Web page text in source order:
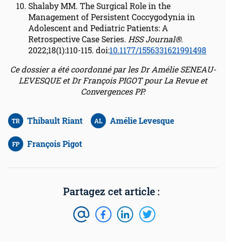
Shalaby MM. The Surgical Role in the
Management of Persistent Coccygodynia in
Adolescent and Pediatric Patients: A
Retrospective Case Series. HSS Journal®.
2022;18(1):110-115. doi:10.1177/1556331621991498
Ce dossier a été coordonné par les Dr Amélie SENEAU-
LEVESQUE et Dr François PIGOT pour La Revue et
Convergences PP.
TR Thibault Riant AL Amélie Levesque
FP François Pigot